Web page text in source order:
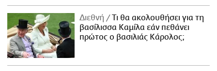
Διεθνή
Τι θα ακολουθήσει για τη
βασίλισσα Καμίλα εάν πεθάνει
πρώτος ο βασιλιάς Κάρολος;